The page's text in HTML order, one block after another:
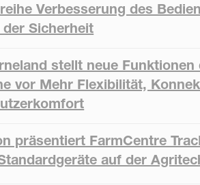
Verbesserung des
der Sicherheit
stellt neue
vor Mehr Flexibilität,
präsentiert FarmCentre
auf der